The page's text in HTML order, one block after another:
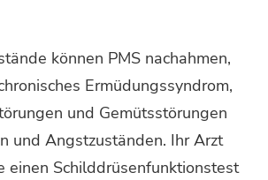
können PMS nachahmen,
Ermüdungssyndrom,
und Gemütsstörungen
und Angstzuständen. Ihr Arzt
einen Schilddrüsenfunktionstest